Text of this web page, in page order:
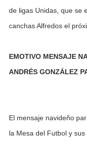
de ligas Unidas, que se
canchas Alfredos el
EMOTIVO MENSAJE
ANDRÉS GONZÁLEZ
El mensaje navideño
la Mesa del Futbol y